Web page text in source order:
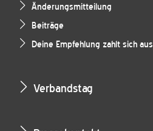
Änderungsmitteilung
Beiträge
Deine Empfehlung zahlt sich aus
Verbandstag